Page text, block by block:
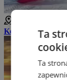
KompleksTa
Ta